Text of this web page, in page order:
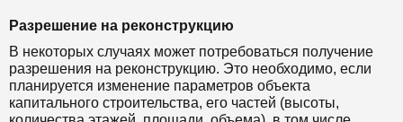
Разрешение на реконструкцию
В некоторых случаях может потребоваться получение
разрешения на реконструкцию. Это необходимо, если
планируется изменение параметров объекта
капитального строительства, его частей (высоты,